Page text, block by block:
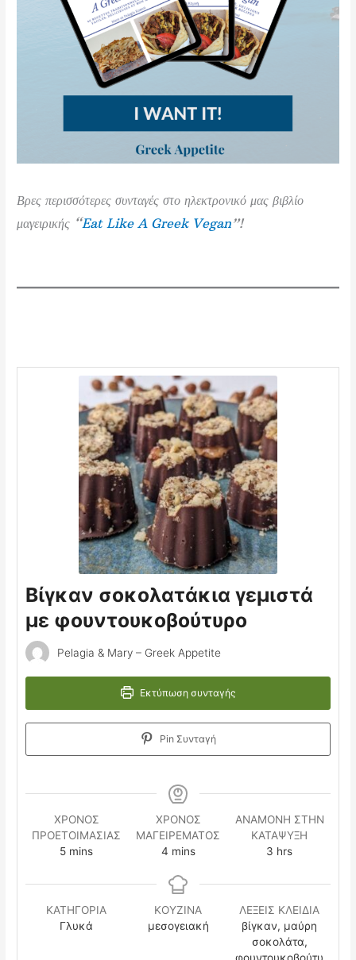
Βρες περισσότερες συνταγές στο ηλεκτρονικό μας βιβλίο
μαγειρικής “Eat Like A Greek Vegan”!
Βίγκαν σοκολατάκια γεμιστά
με φουντουκοβούτυρο
Pelagia & Mary – Greek Appetite
Εκτύπωση συνταγής
Pin Συνταγή
ΧΡΟΝΟΣ
ΠΡΟΕΤΟΙΜΑΣΙΑΣ
5minutes
mins
ΧΡΟΝΟΣ
ΜΑΓΕΙΡΕΜΑΤΟΣ
4minutes
mins
ΑΝΑΜΟΝΉ ΣΤΗΝ
ΚΑΤΆΨΥΞΗ
3 hours
hrs
ΚΑΤΗΓΟΡΙΑ
Γλυκά
ΚΟΥΖΙΝΑ
μεσογειακή
ΛΕΞΕΙΣ ΚΛΕΙΔΙΑ
βίγκαν, μαύρη
σοκολάτα,
φουντουκοβούτυ